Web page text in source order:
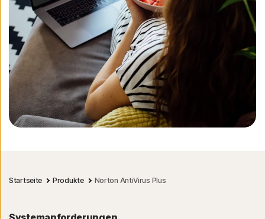
Startseite Produkte Norton AntiVirus Plus